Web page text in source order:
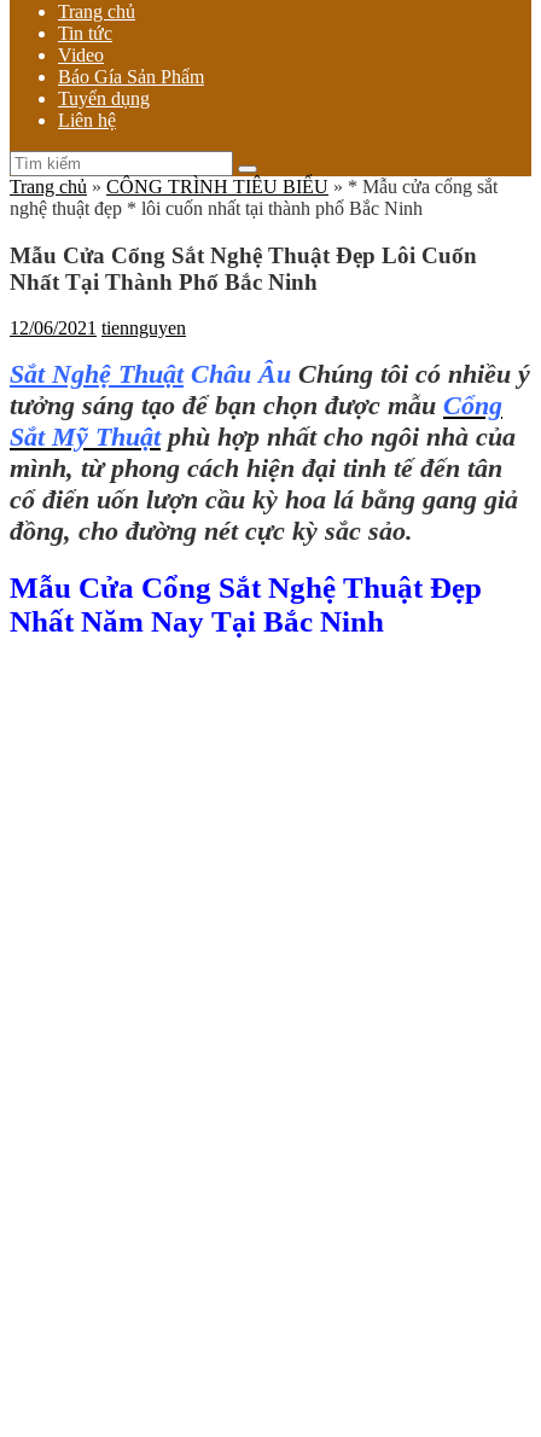
Trang chủ
Tin tức
Video
Báo Gía Sản Phẩm
Tuyển dụng
Liên hệ
Trang chủ » CÔNG TRÌNH TIÊU BIỂU » * Mẫu cửa cổng sắt
nghệ thuật đẹp * lôi cuốn nhất tại thành phố Bắc Ninh
Mẫu Cửa Cổng Sắt Nghệ Thuật Đẹp Lôi Cuốn
Nhất Tại Thành Phố Bắc Ninh
12/06/2021 tiennguyen
Sắt Nghệ ThuậtChâu Âu Chúng tôi có nhiều ý
tưởng sáng tạo để bạn chọn được mẫu Cổng
Sắt Mỹ Thuậtphù hợp nhất cho ngôi nhà của
mình, từ phong cách hiện đại tinh tế đến tân
cổ điển uốn lượn cầu kỳ hoa lá bằng gang giả
đồng, cho đường nét cực kỳ sắc sảo.
Mẫu Cửa Cổng Sắt Nghệ Thuật Đẹp
Nhất Năm Nay Tại Bắc Ninh